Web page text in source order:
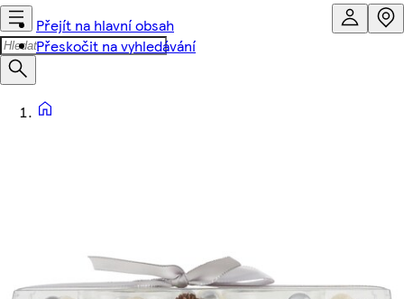
Přejít na hlavní obsah
Přeskočit na vyhledávání